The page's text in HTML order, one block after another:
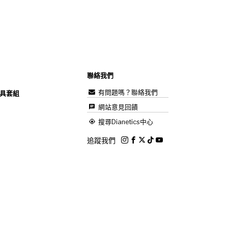
套組
聯絡我們
有問題嗎？聯絡我們
網站意見回饋
搜尋Dianetics中心
追蹤我們